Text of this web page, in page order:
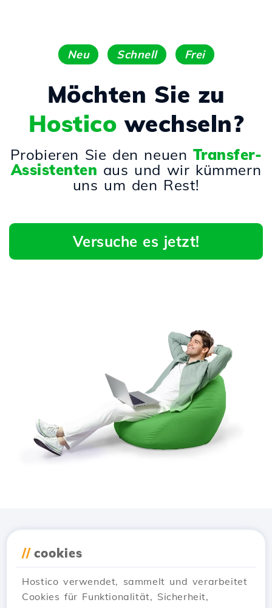
Neu Schnell Frei
Möchten Sie zu
Hostico wechseln?
Probieren Sie den neuen Transfer-
Assistenten aus und wir kümmern
uns um den Rest!
Versuche es jetzt!
// cookies
Hostico verwendet, sammelt und verarbeitet
Cookies für Funktionalität, Sicherheit,